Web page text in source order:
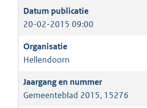
20-02-2015 09:00
Hellendoorn
Gemeenteblad 2015, 15276